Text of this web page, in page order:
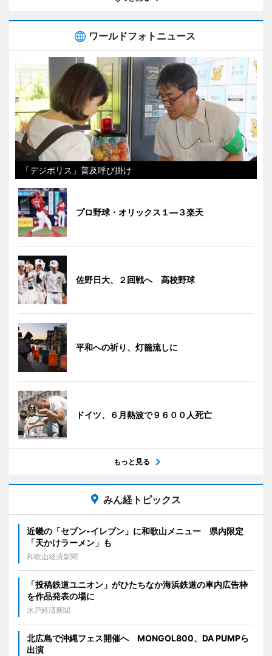
ワールドフォトニュース
「デジポリス」普及呼び掛け
プロ野球・オリックス１―３楽天
佐野日大、２回戦へ 高校野球
平和への祈り、灯籠流しに
ドイツ、６月熱波で９６００人死亡
もっと見る
みん経トピックス
近畿の「セブン-イレブン」に和歌山メニュー 県内限定
「天かけラーメン」も
和歌山経済新聞
「投稿鉄道ユニオン」がひたちなか海浜鉄道の車内広告枠
を作品発表の場に
水戸経済新聞
北広島で沖縄フェス開催へ MONGOL800、DA PUMPら
出演